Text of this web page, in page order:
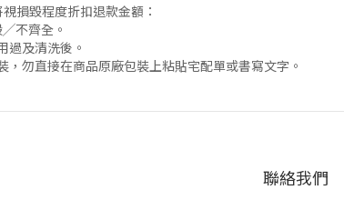
損毀程度折扣退款金額：
不齊全。
過及清洗後。
勿直接在商品原廠包裝上粘貼宅配單或書寫文字。
聯絡我們